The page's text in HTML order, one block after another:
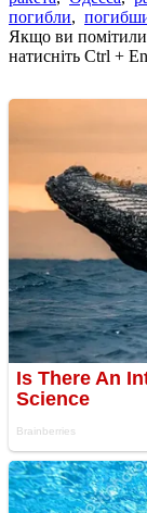
погибли,
Якщо ви помітили
натисніть Ctrl +